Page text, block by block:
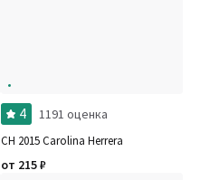
4 1191 оценка
CH 2015 Carolina Herrera
от 215₽